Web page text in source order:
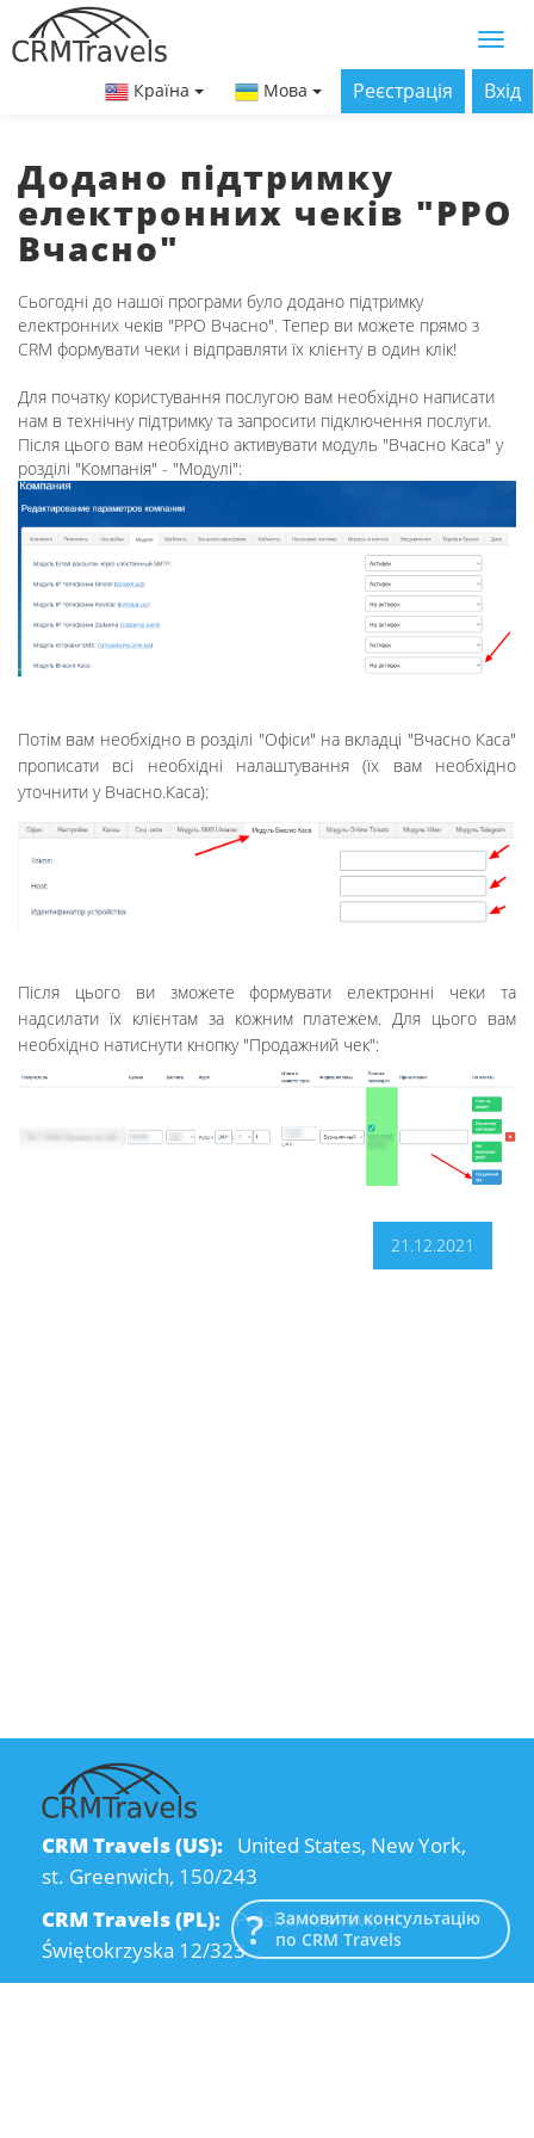
Країна Мова Реєстрація Вхід
Додано підтримку
електронних чеків "РРО
Вчасно"
Сьогодні до нашої програми було додано підтримку
електронних чеків "РРО Вчасно". Тепер ви можете прямо з
CRM формувати чеки і відправляти їх клієнту в один клік!
Для початку користування послугою вам необхідно написати
нам в технічну підтримку та запросити підключення послуги.
Після цього вам необхідно активувати модуль "Вчасно Каса" у
розділі "Компанія" - "Модулі":
Потім вам необхідно в розділі "Офіси" на вкладці "Вчасно Каса"
прописати всі необхідні налаштування (їх вам необхідно
уточнити у Вчасно.Каса):
Після цього ви зможете формувати електронні чеки та
надсилати їх клієнтам за кожним платежем. Для цього вам
необхідно натиснути кнопку "Продажний чек":
21.12.2021
CRM Travels (US): United States, New York,
st. Greenwich, 150/243
CRM Travels (PL): Polska, Kraków, ul.
Świętokrzyska 12/323
Замовити консультацію
по CRM Travels